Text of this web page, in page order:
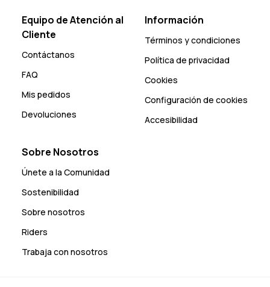
Equipo de Atención al
Cliente
Contáctanos
FAQ
Mis pedidos
Devoluciones
Información
Términos y condiciones
Política de privacidad
Cookies
Configuración de cookies
Accesibilidad
Sobre Nosotros
Únete a la Comunidad
Sostenibilidad
Sobre nosotros
Riders
Trabaja con nosotros